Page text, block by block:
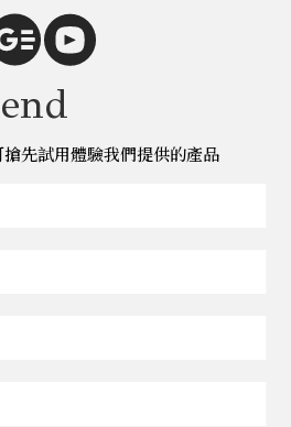
先試用體驗我們提供的產品